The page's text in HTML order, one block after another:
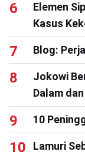
Elemen
Kasus
Blog:
Jokowi
Dalam
10
Lamuri